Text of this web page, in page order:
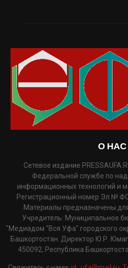
О НАС
Сетевое издание
Федеральной службе по
информационных технологий и
Регистрационный номер Эл №
Материалы предназначены
Учредитель: Муниципальное
"Медиадом "Вся Уфа" городского
Башкортостан. Директор Ю.Р.
450092, Республика